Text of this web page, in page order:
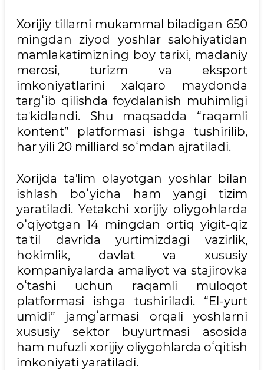
Xorijiy tillarni mukammal biladigan 650
mingdan ziyod yoshlar salohiyatidan
mamlakatimizning boy tarixi, madaniy
merosi, turizm va eksport
imkoniyatlarini xalqaro maydonda
targʻib qilishda foydalanish muhimligi
taʼkidlandi. Shu maqsadda “raqamli
kontent” platformasi ishga tushirilib,
har yili 20 milliard soʻmdan ajratiladi.
Xorijda taʼlim olayotgan yoshlar bilan
ishlash boʻyicha ham yangi tizim
yaratiladi. Yetakchi xorijiy oliygohlarda
oʻqiyotgan 14 mingdan ortiq yigit-qiz
taʼtil davrida yurtimizdagi vazirlik,
hokimlik, davlat va xususiy
kompaniyalarda amaliyot va stajirovka
oʻtashi uchun raqamli muloqot
platformasi ishga tushiriladi. “El-yurt
umidi” jamgʻarmasi orqali yoshlarni
xususiy sektor buyurtmasi asosida
ham nufuzli xorijiy oliygohlarda oʻqitish
imkoniyati yaratiladi.